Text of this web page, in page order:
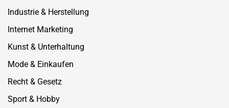
Industrie & Herstellung
Internet Marketing
Kunst & Unterhaltung
Mode & Einkaufen
Recht & Gesetz
Sport & Hobby